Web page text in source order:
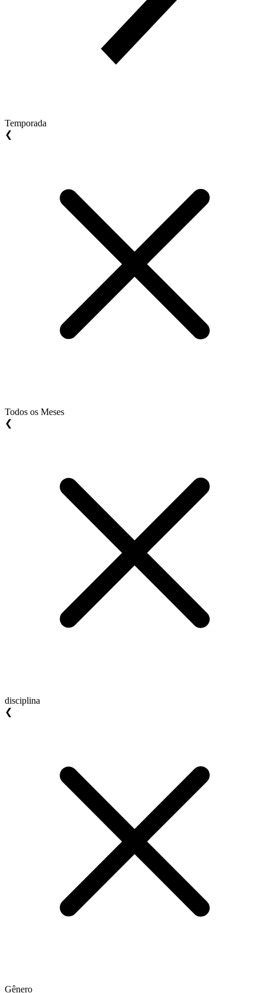
Temporada
❮
Todos os Meses
❮
disciplina
❮
Gênero